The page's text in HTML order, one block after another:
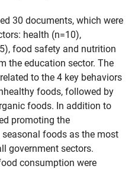
30 documents, which were
health (n=10),
food safety and nutrition
the education sector. The
to the 4 key behaviors
foods, followed by
foods. In addition to
promoting the
foods as the most
government sectors.
consumption were